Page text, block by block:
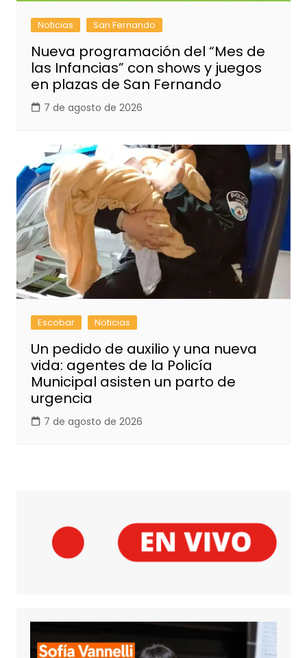
Noticias San Fernando
Nueva programación del “Mes de
las Infancias” con shows y juegos
en plazas de San Fernando
7 de agosto de 2026
Escobar Noticias
Un pedido de auxilio y una nueva
vida: agentes de la Policía
Municipal asisten un parto de
urgencia
7 de agosto de 2026